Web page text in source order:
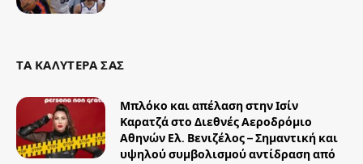
ΤΑ ΚΑΛΥΤΕΡΑ ΣΑΣ
Μπλόκο και απέλαση στην Ισίν
Καρατζά στο Διεθνές Αεροδρόμιο
Αθηνών Ελ. Βενιζέλος – Σημαντική και
υψηλού συμβολισμού αντίδραση από